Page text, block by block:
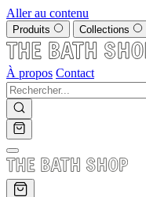
Aller au contenu
Produits Collections
À propos Contact